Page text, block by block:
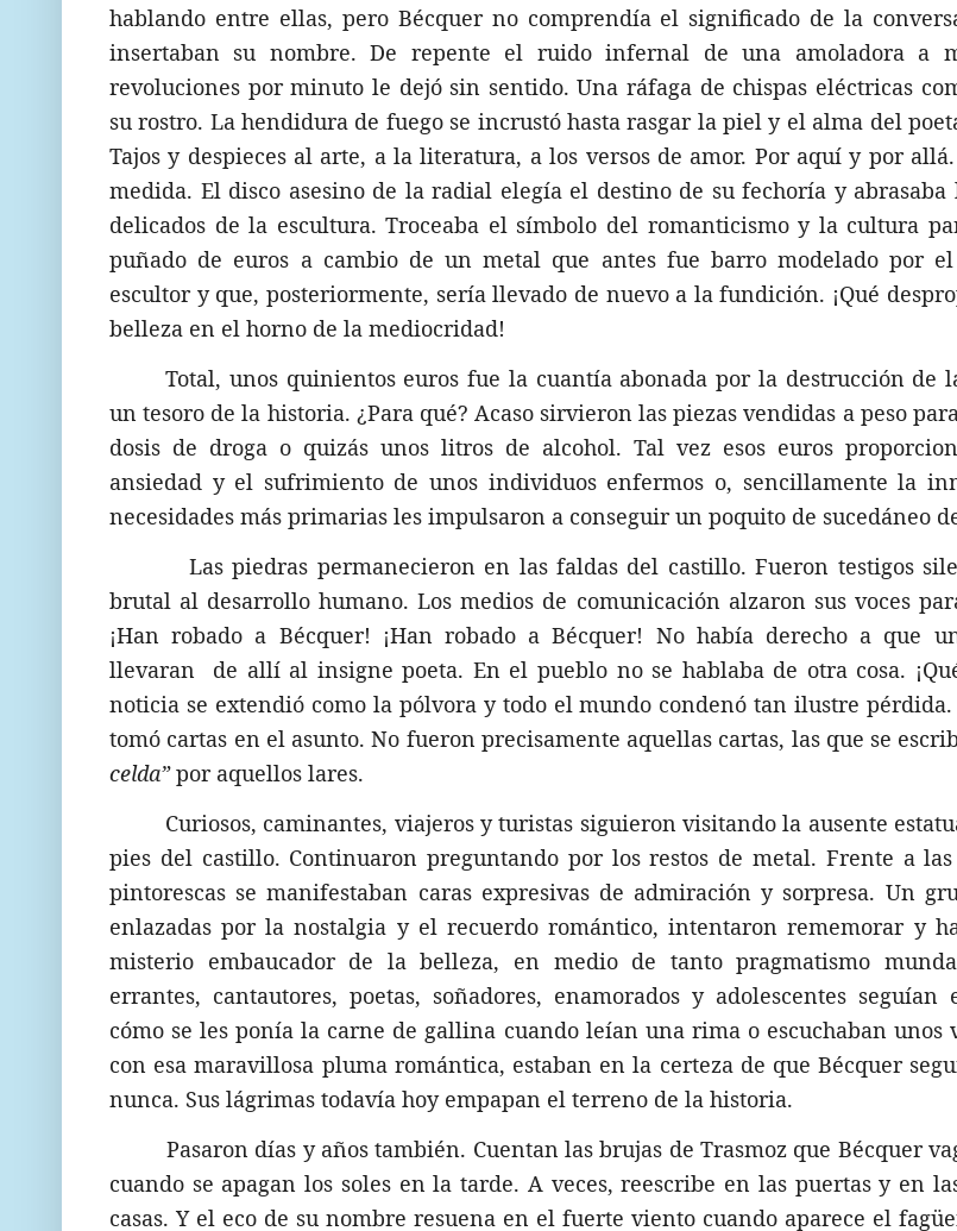
hablando entre ellas, pero Bécquer no comprendía el significado de la
insertaban su nombre. De repente el ruido infernal de una amoladora a
revoluciones por minuto le dejó sin sentido. Una ráfaga de chispas eléctricas
su rostro. La hendidura de fuego se incrustó hasta rasgar la piel y el alma del
Tajos y despieces al arte, a la literatura, a los versos de amor. Por aquí y por
medida. El disco asesino de la radial elegía el destino de su fechoría y abrasaba
delicados de la escultura. Troceaba el símbolo del romanticismo y la cultura
puñado de euros a cambio de un metal que antes fue barro modelado por
escultor y que, posteriormente, sería llevado de nuevo a la fundición. ¡Qué
belleza en el horno de la mediocridad!
Total, unos quinientos euros fue la cuantía abonada por la destrucción de
un tesoro de la historia. ¿Para qué? Acaso sirvieron las piezas vendidas a peso
dosis de droga o quizás unos litros de alcohol. Tal vez esos euros
ansiedad y el sufrimiento de unos individuos enfermos o, sencillamente la
necesidades más primarias les impulsaron a conseguir un poquito de sucedáneo
Las piedras permanecieron en las faldas del castillo. Fueron testigos
brutal al desarrollo humano. Los medios de comunicación alzaron sus voces
¡Han robado a Bécquer! ¡Han robado a Bécquer! No había derecho a que
llevaran
de allí al insigne poeta. En el pueblo no se hablaba de otra cosa.
noticia se extendió como la pólvora y todo el mundo condenó tan ilustre
tomó cartas en el asunto. No fueron precisamente aquellas cartas, las que se
celda”por aquellos lares.
Curiosos, caminantes, viajeros y turistas siguieron visitando la ausente
pies del castillo. Continuaron preguntando por los restos de metal. Frente a las
pintorescas se manifestaban caras expresivas de admiración y sorpresa. Un
enlazadas por la nostalgia y el recuerdo romántico, intentaron rememorar y
misterio embaucador de la belleza, en medio de tanto pragmatismo
errantes, cantautores, poetas, soñadores, enamorados y adolescentes seguían
cómo se les ponía la carne de gallina cuando leían una rima o escuchaban unos
con esa maravillosa pluma romántica, estaban en la certeza de que Bécquer
nunca. Sus lágrimas todavía hoy empapan el terreno de la historia.
Pasaron días y años también. Cuentan las brujas de Trasmoz que Bécquer
cuando se apagan los soles en la tarde. A veces, reescribe en las puertas y en
casas. Y el eco de su nombre resuena en el fuerte viento cuando aparece el